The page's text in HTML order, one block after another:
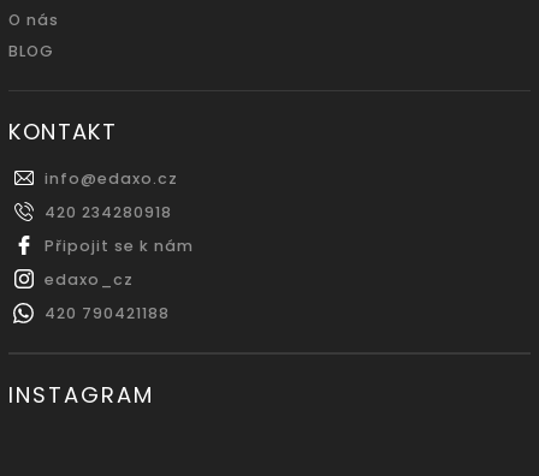
O nás
BLOG
KONTAKT
info@edaxo.cz
420 234280918
Připojit se k nám
edaxo_cz
420 790421188
INSTAGRAM